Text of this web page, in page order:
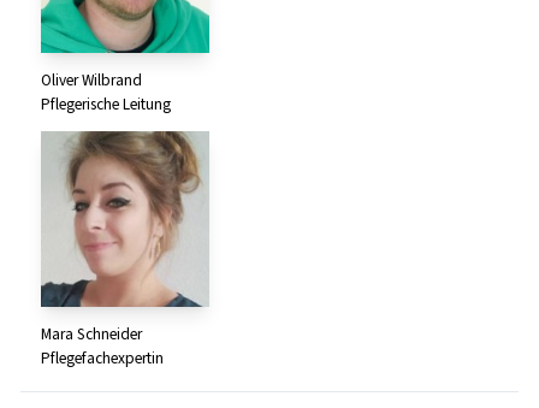
Oliver Wilbrand
Pflegerische Leitung
Mara Schneider
Pflegefachexpertin